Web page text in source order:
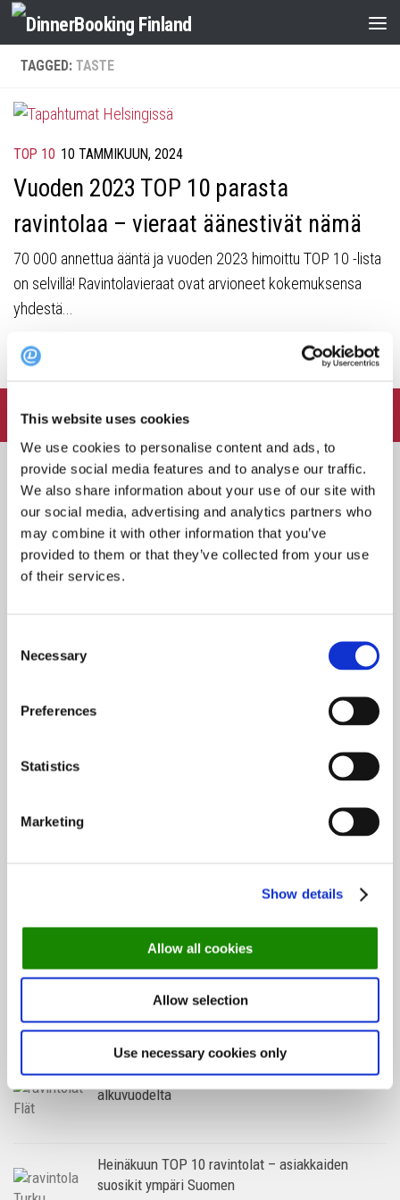
This website uses cookies
We use cookies to personalise content and ads, to
provide social media features and to analyse our traffic.
We also share information about your use of our site with
our social media, advertising and analytics partners who
may combine it with other information that you’ve
provided to them or that they’ve collected from your use
of their services.
Selection
Necessary
Preferences
Statistics
Marketing
Show details
Allow all cookies
Allow selection
Use necessary cookies only
TAGGED: TASTE
TOP 10 10 TAMMIKUUN, 2024
Vuoden 2023 TOP 10 parasta
ravintolaa – vieraat äänestivät nämä
70 000 annettua ääntä ja vuoden 2023 himoittu TOP 10 -lista
on selvillä! Ravintolavieraat ovat arvioneet kokemuksensa
yhdestä...
FOLLOW:
Heinäkuun TOP 10 ravintolat – asiakkaiden
suosikit ympäri Suomen
Kesäravintolat: 3 saaristoravintolaa, jotka
Terassikausi on täällä – katso nämä 10 upeaa
Tallinnan parhaat ravintolat – katso suositukset
Kesäravintolat: 3 saaristoravintolaa, jotka
kannattaa kokea
TOP 10 ravintolat 2026 – asiakkaiden suosikit
alkuvuodelta
Heinäkuun TOP 10 ravintolat – asiakkaiden
suosikit ympäri Suomen